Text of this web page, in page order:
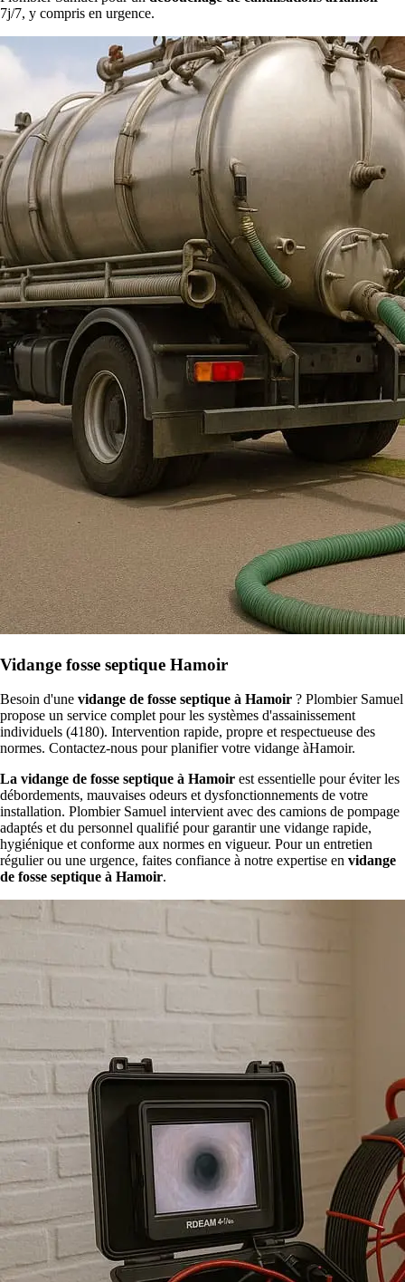
7j/7, y compris en urgence.
Vidange fosse septique Hamoir
Besoin d'une vidange de fosse septique à Hamoir ? Plombier Samuel
propose un service complet pour les systèmes d'assainissement
individuels (4180). Intervention rapide, propre et respectueuse des
normes. Contactez-nous pour planifier votre vidange àHamoir.
La vidange de fosse septique à Hamoir est essentielle pour éviter les
débordements, mauvaises odeurs et dysfonctionnements de votre
installation. Plombier Samuel intervient avec des camions de pompage
adaptés et du personnel qualifié pour garantir une vidange rapide,
hygiénique et conforme aux normes en vigueur. Pour un entretien
régulier ou une urgence, faites confiance à notre expertise en vidange
de fosse septique à Hamoir.